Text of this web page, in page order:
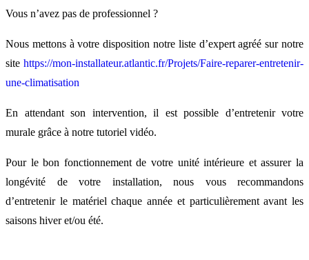
Vous n’avez pas de professionnel ?
Nous mettons à votre disposition notre liste d’expert agréé sur notre
site https://mon-installateur.atlantic.fr/Projets/Faire-reparer-entretenir-
une-climatisation
En attendant son intervention, il est possible d’entretenir votre
murale grâce à notre tutoriel vidéo.
Pour le bon fonctionnement de votre unité intérieure et assurer la
longévité de votre installation, nous vous recommandons
d’entretenir le matériel chaque année et particulièrement avant les
saisons hiver et/ou été.